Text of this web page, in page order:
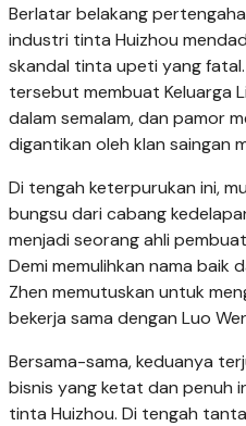
Berlatar belakang
industri tinta Huizhou
skandal tinta upeti yang
tersebut membuat Keluarga
dalam semalam, dan pamor
digantikan oleh klan saingan
Di tengah keterpurukan ini,
bungsu dari cabang
menjadi seorang ahli
Demi memulihkan nama baik
Zhen memutuskan untuk
bekerja sama dengan Luo
Bersama-sama, keduanya
bisnis yang ketat dan penuh
tinta Huizhou. Di tengah